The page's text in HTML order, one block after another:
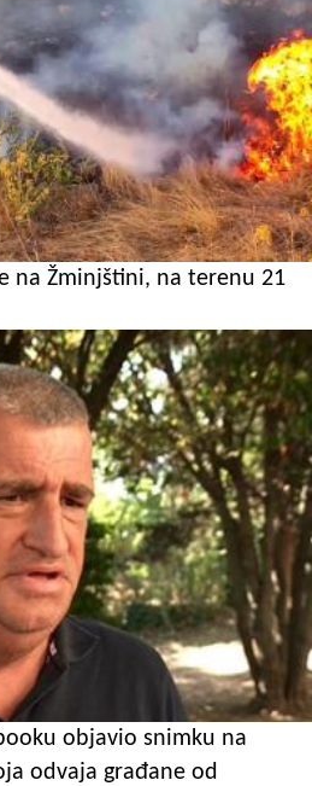
na Žminjštini, na terenu 21
objavio snimku na
odvaja građane od